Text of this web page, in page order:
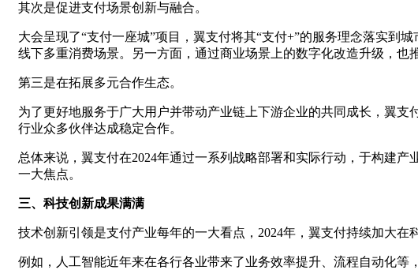
其次是促进支付场景创新与融合。
大会呈现了“支付一座城”项目，翼支付将其“支付+”的服务理念落实到
线下多重消费场景。另一方面，通过商业场景上的数字化改造升级，也
第三是在拓展多元合作生态。
为了更好地服务于广大用户并带动产业链上下游企业的共同成长，翼
行业众多伙伴达成稳定合作。
总体来说，翼支付在2024年通过一系列战略部署和实际行动，于构建
一大焦点。
三、科技创新成果满满
技术创新引领是支付产业每年的一大看点，2024年，翼支付持续加大
例如，人工智能近年来在各行各业带来了业务效率提升、流程自动化